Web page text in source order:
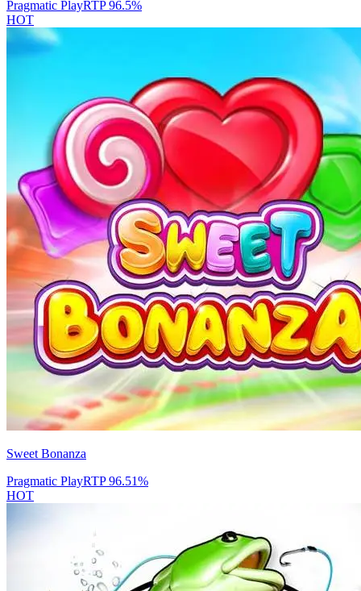
Pragmatic PlayRTP96.5%
HOT
Sweet Bonanza
Pragmatic PlayRTP96.51%
HOT